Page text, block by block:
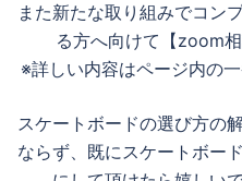
また新たな取り組みでコン
る方へ向けて【zoom
※詳しい内容はページ内の
スケートボードの選び方の
ならず、既にスケートボー